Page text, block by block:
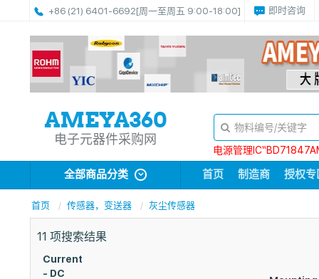
+86 (21) 6401-6692[周一至周五 9:00-18:00] 即时咨询
电子元器件采购网
电源管理
全部商品分类 首页 制造商 授权专
首页 传感器，变送器 灰尘传感器
11 项搜索结果
Current
- DC